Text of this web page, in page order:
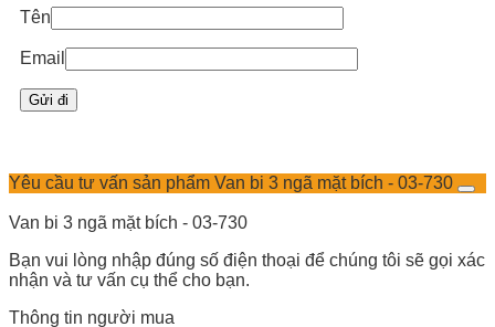
Tên
Email
Yêu cầu tư vấn sản phẩm Van bi 3 ngã mặt bích - 03-730
Van bi 3 ngã mặt bích - 03-730
Bạn vui lòng nhập đúng số điện thoại để chúng tôi sẽ gọi xác
nhận và tư vấn cụ thể cho bạn.
Thông tin người mua